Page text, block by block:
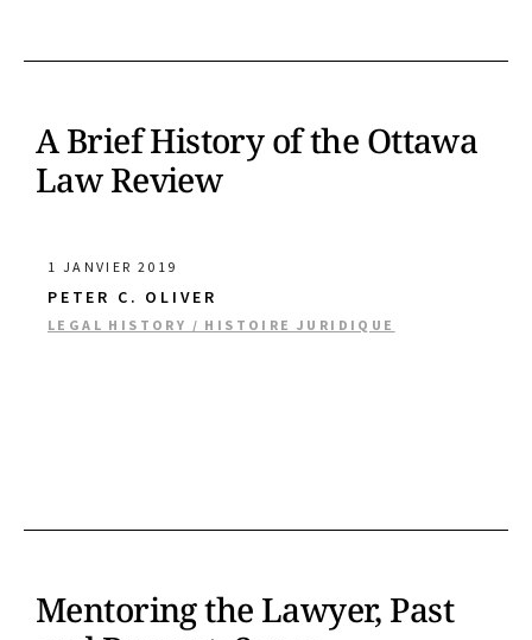
A Brief History of the Ottawa
Law Review
1 JANVIER 2019
PETER C. OLIVER
LEGAL HISTORY / HISTOIRE JURIDIQUE
Mentoring the Lawyer, Past